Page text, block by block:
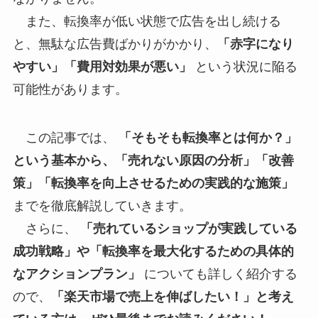
また、転換率が低い状態で広告を出し続ける
と、無駄な広告費ばかりがかかり、
「赤字になり
やすい」「費用対効果が悪い」
という状況に陥る
可能性があります。
この記事では、
「そもそも転換率とは何か？」
という基本から、「売れない原因の分析」「改善
策」「転換率を向上させるための実践的な施策」
までを徹底解説していきます。
さらに、
「売れているショップが実践している
成功戦略」や「転換率を最大化するための具体的
なアクションプラン」
についても詳しく紹介する
ので、
「楽天市場で売上を伸ばしたい！」と考え